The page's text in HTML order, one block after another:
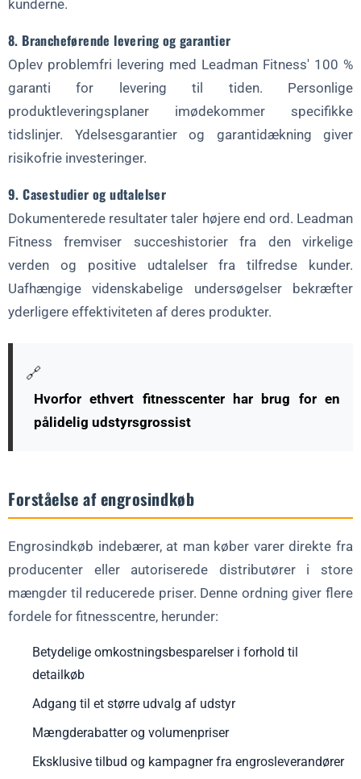
kunderne.
8. Brancheførende levering og garantier
Oplev problemfri levering med Leadman Fitness' 100 %
garanti for levering til tiden. Personlige
produktleveringsplaner imødekommer specifikke
tidslinjer. Ydelsesgarantier og garantidækning giver
risikofrie investeringer.
9. Casestudier og udtalelser
Dokumenterede resultater taler højere end ord. Leadman
Fitness fremviser succeshistorier fra den virkelige
verden og positive udtalelser fra tilfredse kunder.
Uafhængige videnskabelige undersøgelser bekræfter
yderligere effektiviteten af deres produkter.
🔗
Hvorfor ethvert fitnesscenter har brug for en
pålidelig udstyrsgrossist
Forståelse af engrosindkøb
Engrosindkøb indebærer, at man køber varer direkte fra
producenter eller autoriserede distributører i store
mængder til reducerede priser. Denne ordning giver flere
fordele for fitnesscentre, herunder:
Betydelige omkostningsbesparelser i forhold til
detailkøb
Adgang til et større udvalg af udstyr
Mængderabatter og volumenpriser
Eksklusive tilbud og kampagner fra engrosleverandører